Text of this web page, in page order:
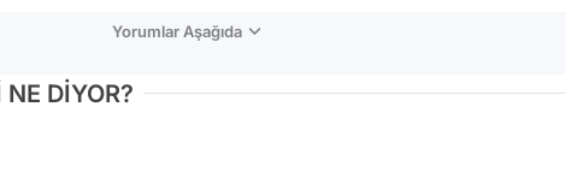
Yorumlar Aşağıda
NE DİYOR?